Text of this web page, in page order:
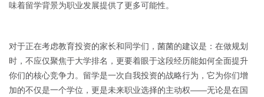
味着留学背景为职业发展提供了更多可能性。
对于正在考虑教育投资的家长和同学们，菌菌的建议是：在做规划
时，不应仅聚焦于大学排名，更要着眼于这段经历能如何全面提升
你们的核心竞争力。留学是一次自我投资的战略行为，它为你们增
加的不仅是一个学位，更是未来职业选择的主动权——无论是在国